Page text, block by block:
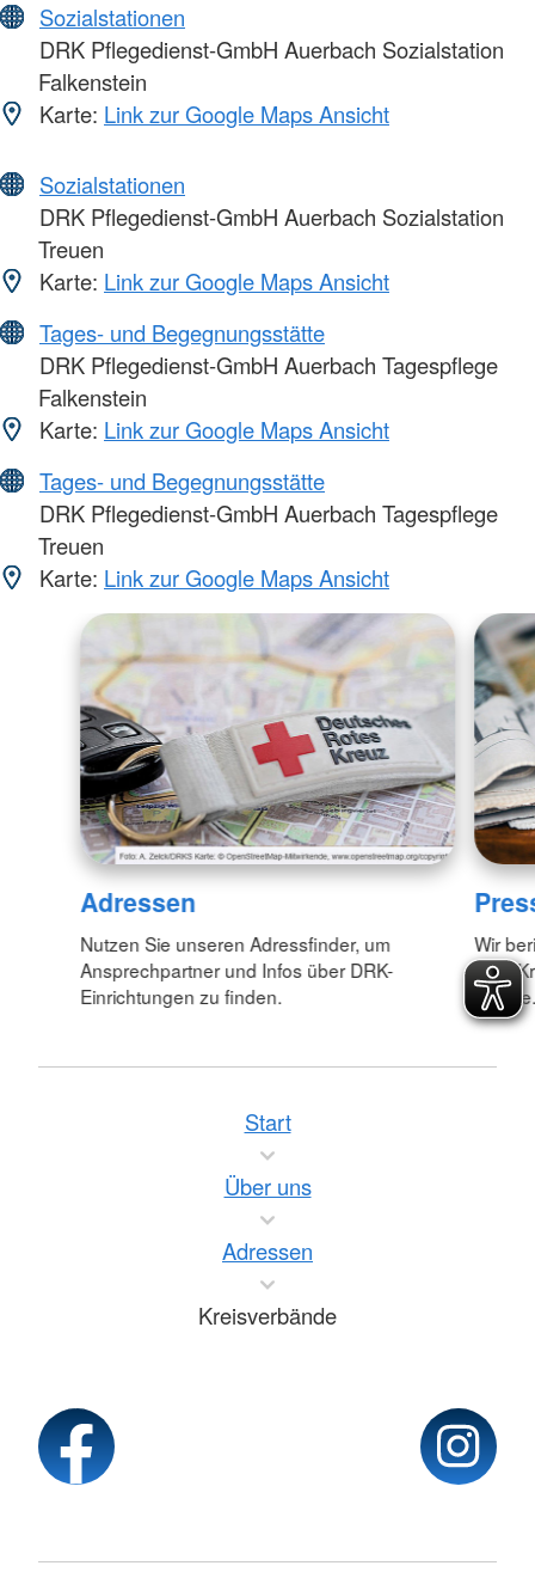
Sozialstationen
DRK Pflegedienst-GmbH Auerbach Sozialstation
Falkenstein
Karte: Link zur Google Maps Ansicht
Sozialstationen
DRK Pflegedienst-GmbH Auerbach Sozialstation
Treuen
Karte: Link zur Google Maps Ansicht
Tages- und Begegnungsstätte
DRK Pflegedienst-GmbH Auerbach Tagespflege
Falkenstein
Karte: Link zur Google Maps Ansicht
Tages- und Begegnungsstätte
DRK Pflegedienst-GmbH Auerbach Tagespflege
Treuen
Karte: Link zur Google Maps Ansicht
Adressen
Nutzen Sie unseren Adressfinder, um
Ansprechpartner und Infos über DRK-
Einrichtungen zu finden.
Wir
DRK-
Kreis
Start
Über uns
Adressen
Kreisverbände